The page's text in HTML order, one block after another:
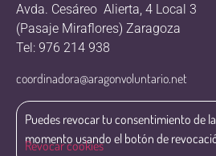
Avda. Cesáreo Alierta, 4 Local 3
(Pasaje Miraflores) Zaragoza
Tel: 976 214 938
coordinadora@aragonvoluntario.net
Puedes revocar tu consentimiento de
momento usando el botón de
Revocar cookies